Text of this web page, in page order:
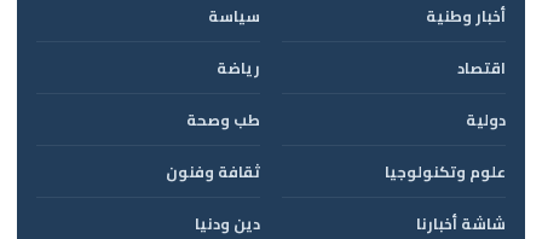
أخبار وطنية
سياسة
اقتصاد
رياضة
دولية
طب وصحة
علوم وتكنولوجيا
ثقافة وفنون
شاشة أخبارنا
دين ودنيا